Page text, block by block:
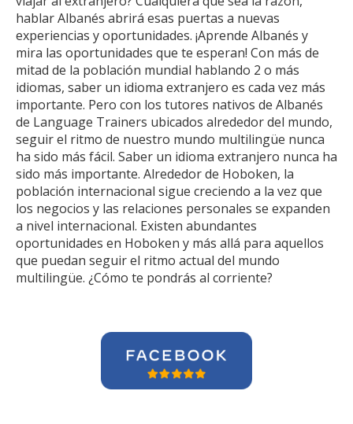
hablar Albanés abrirá esas puertas a nuevas
experiencias y oportunidades. ¡Aprende Albanés y
mira las oportunidades que te esperan! Con más de
mitad de la población mundial hablando 2 o más
idiomas, saber un idioma extranjero es cada vez más
importante. Pero con los tutores nativos de Albanés
de Language Trainers ubicados alrededor del mundo,
seguir el ritmo de nuestro mundo multilingüe nunca
ha sido más fácil. Saber un idioma extranjero nunca ha
sido más importante. Alrededor de Hoboken, la
población internacional sigue creciendo a la vez que
los negocios y las relaciones personales se expanden
a nivel internacional. Existen abundantes
oportunidades en Hoboken y más allá para aquellos
que puedan seguir el ritmo actual del mundo
multilingüe. ¿Cómo te pondrás al corriente?